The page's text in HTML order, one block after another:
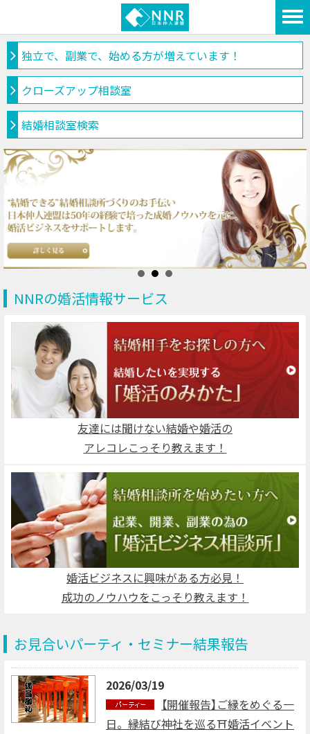
独立で、副業で、始める方が増えています！
クローズアップ相談室
結婚相談室検索
NNRの婚活情報サービス
友達には聞けない結婚や婚活の
アレコレこっそり教えます！
婚活ビジネスに興味がある方必見！
成功のノウハウをこっそり教えます！
お見合いパーティ・セミナー結果報告
【開催報告】ご縁をめぐる一
日。縁結び神社を巡る⛩婚活イベント
2026/03/19